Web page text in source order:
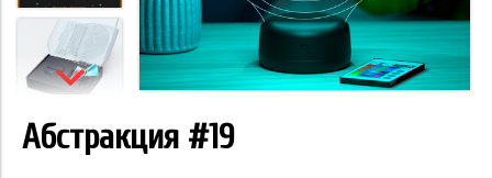
Абстракция #19